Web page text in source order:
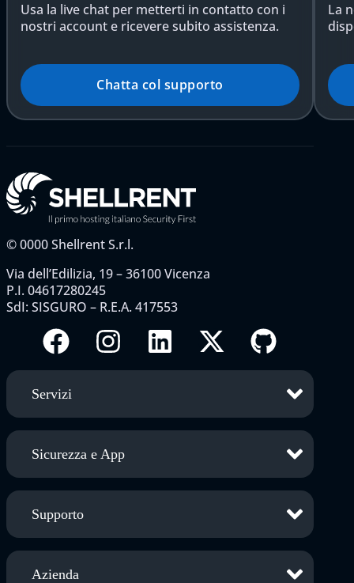
Usa la live chat per metterti in contatto con i
nostri account e ricevere subito assistenza.
Chatta col supporto
La
©0000Shellrent S.r.l.
Via dell’Edilizia, 19 – 36100 Vicenza
P.I. 04617280245
SdI: SISGURO – R.E.A. 417553
Servizi
Sicurezza e App
Supporto
Azienda